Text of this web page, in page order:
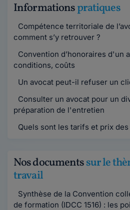
Informationspratiques
Compétence territoriale de
comment s’y retrouver ?
Convention d’honoraires d'un
conditions, coûts
Un avocat peut-il refuser un
Consulter un avocat pour un
préparation de l'entretien
Quels sont les tarifs et prix des
Nos documentssur le
travail
Synthèse de la Convention
de formation (IDCC 1516) : les